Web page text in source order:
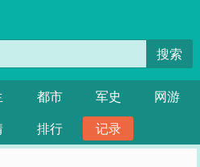
搜索
都市 军史
网游
排行 记录